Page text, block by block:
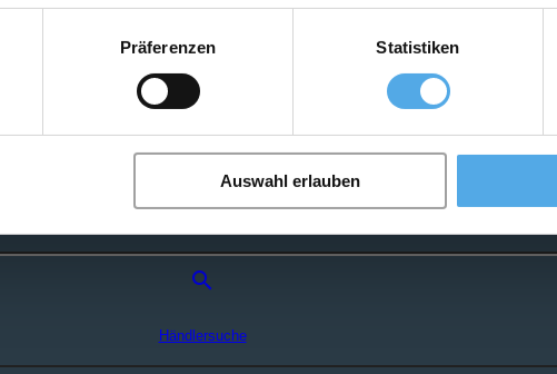
Präferenzen Statistiken
Auswahl erlauben
Such-Agent
search
Händlersuche